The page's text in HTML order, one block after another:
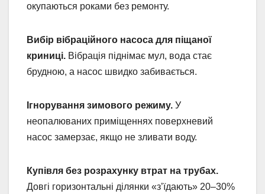
окупаються роками без ремонту.
Вибір вібраційного насоса для піщаної
криниці. Вібрація піднімає мул, вода стає
брудною, а насос швидко забивається.
Ігнорування зимового режиму. У
неопалюваних приміщеннях поверхневий
насос замерзає, якщо не зливати воду.
Купівля без розрахунку втрат на трубах.
Довгі горизонтальні ділянки «з’їдають» 20–30%